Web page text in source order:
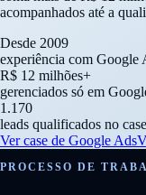
acompanhados até a
Desde 2009
experiência com Google
R$ 12 milhões+
gerenciados só em
1.170
leads qualificados no
Ver case de Google Ads
PROCESSO DE